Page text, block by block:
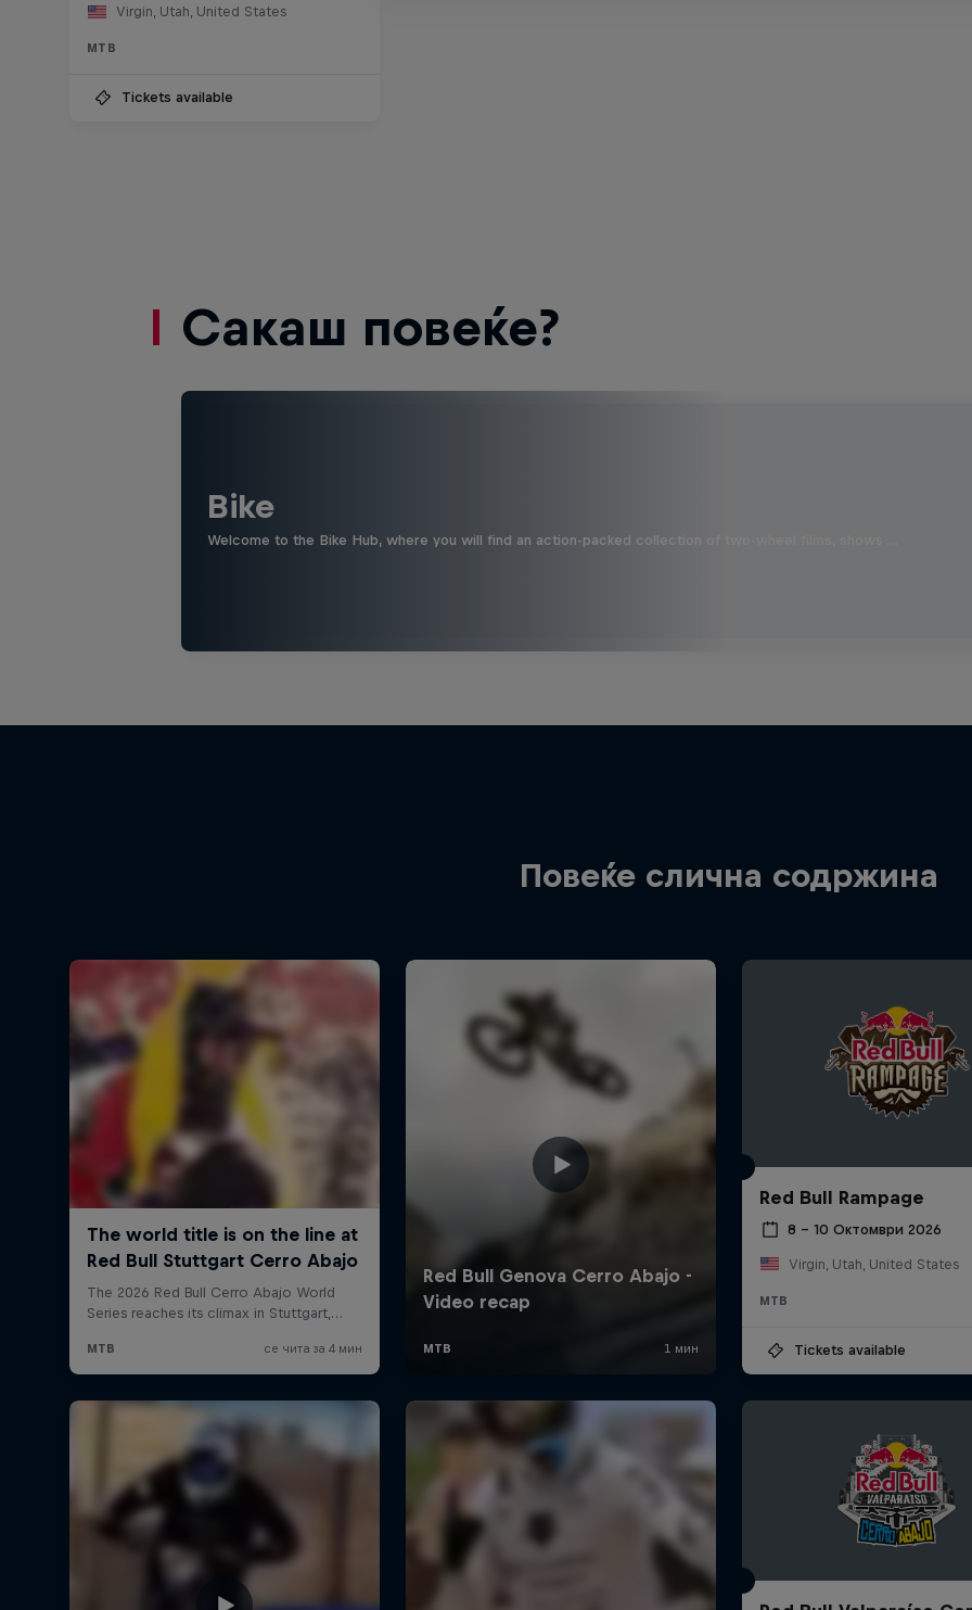
Virgin, Utah, United States
MTB
Tickets available
Сакаш повеќе?
Bike
Welcome to the Bike Hub, where you will find an action-packed collection of two-wheel films, shows …
Повеќе слична содржина
Red Bull Rampage
8 – 10 Октомври 2026
Virgin, Utah, United States
MTB
Tickets available